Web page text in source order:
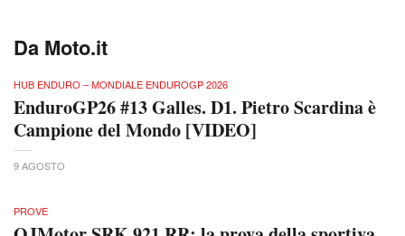
Da Moto.it
HUB ENDURO – MONDIALE ENDUROGP 2026
EnduroGP26 #13 Galles. D1. Pietro Scardina è
Campione del Mondo [VIDEO]
9 AGOSTO
PROVE